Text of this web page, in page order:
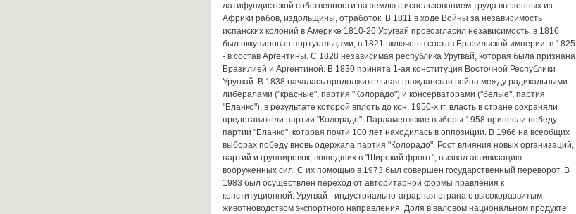
латифундистской собственности на землю с использованием труда ввезенных из
Африки рабов, издольщины, отработок. В 1811 в ходе Войны за независимость
испанских колоний в Америке 1810-26 Уругвай провозгласил независимость, в 1816
был оккупирован португальцами, в 1821 включен в состав Бразильской империи, в 1825
- в состав Аргентины. С 1828 независимая республика Уругвай, которая была признана
Бразилией и Аргентиной. В 1830 принята 1-ая конституция Восточной Республики
Уругвай. В 1838 началась продолжительная гражданская война между радикальными
либералами ("красные", партия "Колорадо") и консерваторами ("белые", партия
"Бланко"), в результате которой вплоть до кон. 1950-х гг. власть в стране сохраняли
представители партии "Колорадо". Парламентские выборы 1958 принесли победу
партии "Бланко", которая почти 100 лет находилась в оппозиции. В 1966 на всеобщих
выборах победу вновь одержала партия "Колорадо". Рост влияния новых организаций,
партий и группировок, вошедших в "Широкий фронт", вызвал активизацию
вооруженных сил. С их помощью в 1973 был совершен государственный переворот. В
1983 был осуществлен переход от авторитарной формы правления к
конституционной. Уругвай - индустриально-аграрная страна с высокоразвитым
животноводством экспортного направления. Доля в валовом национальном продукте